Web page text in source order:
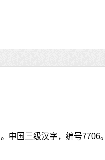
。中国三级汉字，编号7706。